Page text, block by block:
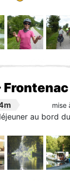
Frontenac
mise
au bord